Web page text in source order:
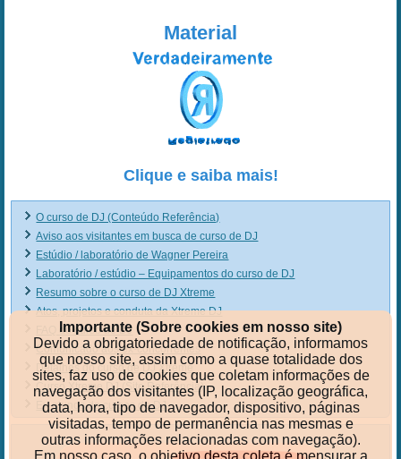
Material
Clique e saiba mais!
O curso de DJ (Conteúdo Referência)
Aviso aos visitantes em busca de curso de DJ
Estúdio / laboratório de Wagner Pereira
Laboratório / estúdio – Equipamentos do curso de DJ
Resumo sobre o curso de DJ Xtreme
Atos, projetos e conduta da Xtreme DJ
FAQ do curso de DJ
Comunicado aos ex-concorrentes
Detalhes do curso de DJ Xtreme
Curso Xtreme DJ (Site Referência)
Ex-alunos do cursos de DJ
Importante (Sobre cookies em nosso site)
Devido a obrigatoriedade de notificação, informamos
que nosso site, assim como a quase totalidade dos
sites, faz uso de cookies que coletam informações de
navegação dos visitantes (IP, localização geográfica,
data, hora, tipo de navegador, dispositivo, páginas
visitadas, tempo de permanência nas mesmas e
outras informações relacionadas com navegação).
Em nosso caso, o objetivo desta coleta é mensurar a